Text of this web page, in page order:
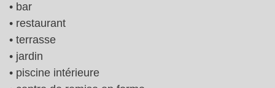
• bar
• restaurant
• terrasse
• jardin
• piscine intérieure